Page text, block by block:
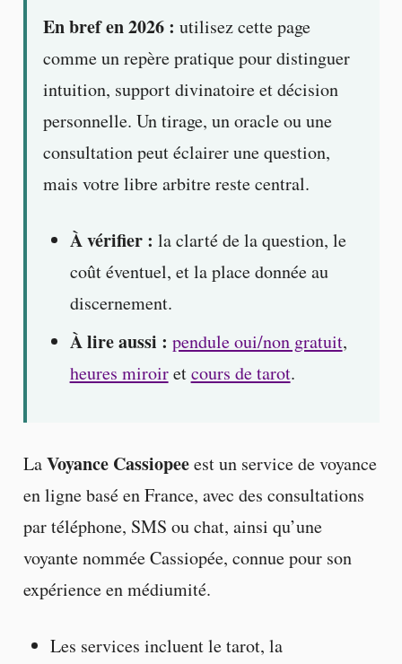
En bref en 2026 : utilisez cette page
comme un repère pratique pour distinguer
intuition, support divinatoire et décision
personnelle. Un tirage, un oracle ou une
consultation peut éclairer une question,
mais votre libre arbitre reste central.
À vérifier : la clarté de la question, le
coût éventuel, et la place donnée au
discernement.
À lire aussi : pendule oui/non gratuit,
heures miroiretcours de tarot.
LaVoyance Cassiopeeest un service de voyance
en ligne basé en France, avec des consultations
par téléphone, SMS ou chat, ainsi qu’une
voyante nommée Cassiopée, connue pour son
expérience en médiumité.
Les services incluent le tarot, la